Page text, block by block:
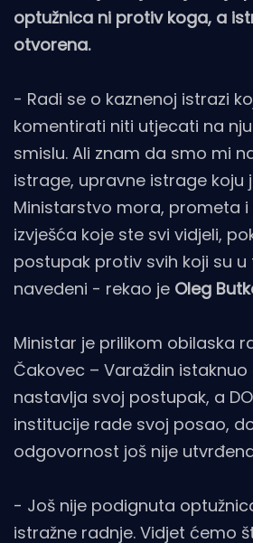
optužnica ni protiv koga, a
otvorena.
- Radi se o kaznenoj istrazi
komentirati niti utjecati na
smislu. Ali znam da smo mi
istrage, upravne istrage koju
Ministarstvo mora, prometa
izvješća koje ste svi vidjeli,
postupak protiv svih koji su u
navedeni - rekao je Oleg
Ministar je prilikom obilaska
Čakovec – Varaždin
nastavlja svoj postupak, a
institucije rade svoj posao,
odgovornost još nije
- Još nije podignuta
istražne radnje. Vidjet ćemo